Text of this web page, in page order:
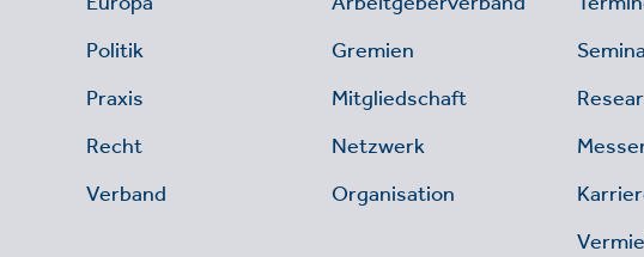
Politik
Praxis
Recht
Verband
Gremien
Mitgliedschaft
Netzwerk
Organisation